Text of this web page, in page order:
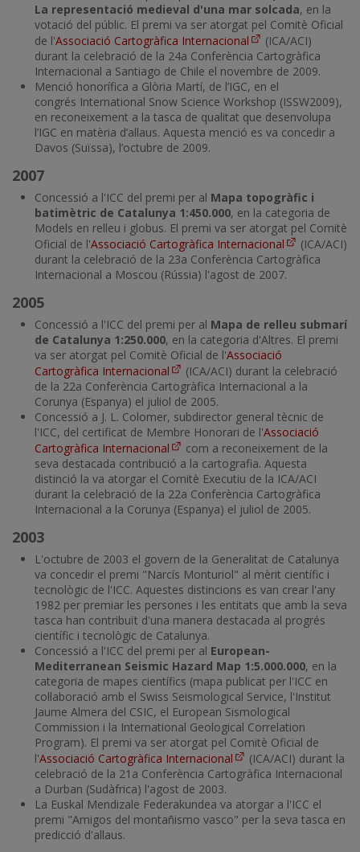
La representació medieval d'una mar solcada, en la
votació del públic. El premi va ser atorgat pel Comitè Oficial
de l'Associació Cartogràfica Internacional
(ICA/ACI)
durant la celebració de la 24a Conferència Cartogràfica
Internacional a Santiago de Chile el novembre de 2009.
Menció honorífica a Glòria Martí, de l’IGC, en el
congrés International Snow Science Workshop (ISSW2009),
en reconeixement a la tasca de qualitat que desenvolupa
l’IGC en matèria d’allaus. Aquesta menció es va concedir a
Davos (Suïssa), l’octubre de 2009.
2007
Concessió a l'ICC del premi per al Mapa topogràfic i
batimètric de Catalunya 1:450.000, en la categoria de
Models en relleu i globus. El premi va ser atorgat pel Comitè
Oficial de l'Associació Cartogràfica Internacional
(ICA/ACI)
durant la celebració de la 23a Conferència Cartogràfica
Internacional a Moscou (Rússia) l'agost de 2007.
2005
Concessió a l'ICC del premi per al Mapa de relleu submarí
de Catalunya 1:250.000, en la categoria d'Altres. El premi
va ser atorgat pel Comitè Oficial de l'Associació
Cartogràfica Internacional
(ICA/ACI) durant la celebració
de la 22a Conferència Cartogràfica Internacional a la
Corunya (Espanya) el juliol de 2005.
Concessió a J. L. Colomer, subdirector general tècnic de
l'ICC, del certificat de Membre Honorari de l'Associació
Cartogràfica Internacional
com a reconeixement de la
seva destacada contribució a la cartografia. Aquesta
distinció la va atorgar el Comitè Executiu de la ICA/ACI
durant la celebració de la 22a Conferència Cartogràfica
Internacional a la Corunya (Espanya) el juliol de 2005.
2003
L'octubre de 2003 el govern de la Generalitat de Catalunya
va concedir el premi "Narcís Monturiol" al mèrit científic i
tecnològic de l'ICC. Aquestes distincions es van crear l'any
1982 per premiar les persones i les entitats que amb la seva
tasca han contribuït d'una manera destacada al progrés
científic i tecnològic de Catalunya.
Concessió a l'ICC del premi per al European-
Mediterranean Seismic Hazard Map 1:5.000.000, en la
categoria de mapes científics (mapa publicat per l'ICC en
col·laboració amb el Swiss Seismological Service, l'Institut
Jaume Almera del CSIC, el European Sismological
Commission i la International Geological Correlation
Program). El premi va ser atorgat pel Comitè Oficial de
l'Associació Cartogràfica Internacional
(ICA/ACI) durant la
celebració de la 21a Conferència Cartogràfica Internacional
a Durban (Sudàfrica) l'agost de 2003.
La Euskal Mendizale Federakundea va atorgar a l'ICC el
premi "Amigos del montañismo vasco" per la seva tasca en
predicció d'allaus.